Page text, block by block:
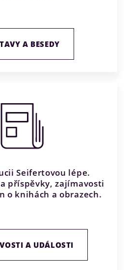
A BESEDY
Seifertovou lépe.
příspěvky, zajímavosti
o knihách a obrazech.
A UDÁLOSTI